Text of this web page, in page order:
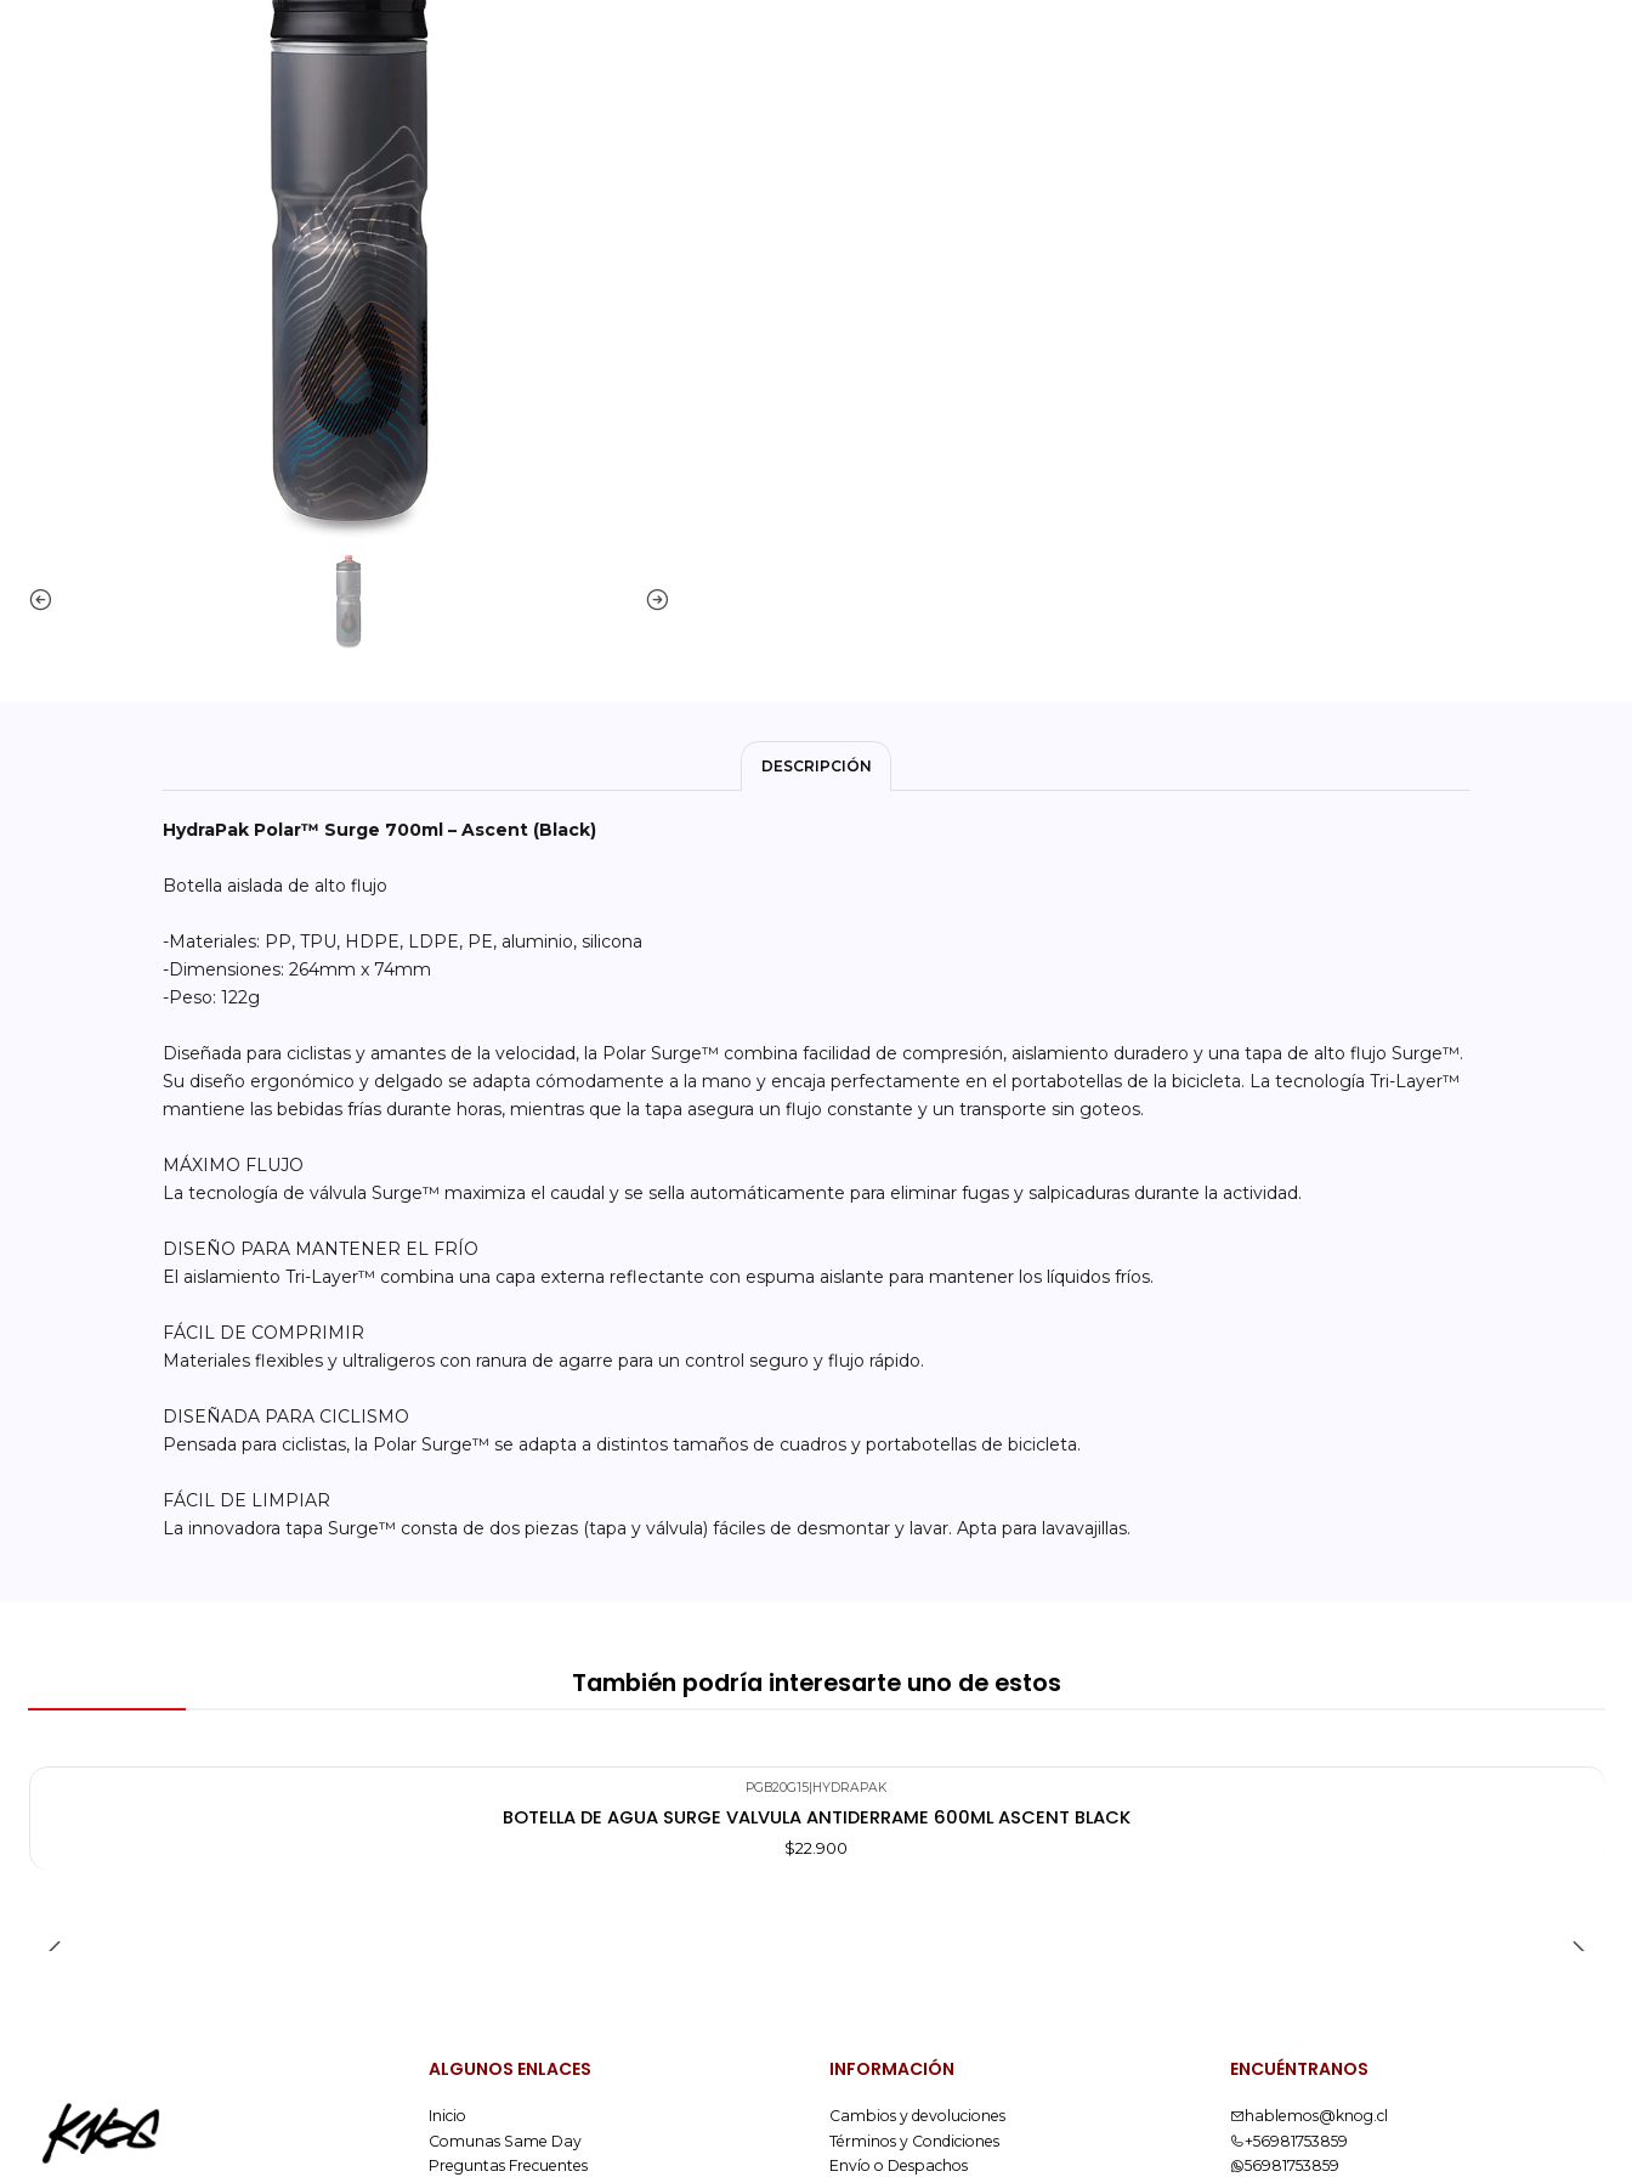
DESCRIPCIÓN
HydraPak Polar™ Surge 700ml – Ascent (Black)
Botella aislada de alto flujo
-Materiales: PP, TPU, HDPE, LDPE, PE, aluminio, silicona
-Dimensiones: 264mm x 74mm
-Peso: 122g
Diseñada para ciclistas y amantes de la velocidad, la Polar Surge™ combina facilidad de compresión, aislamiento duradero y una tapa de alto flujo Surge™.
Su diseño ergonómico y delgado se adapta cómodamente a la mano y encaja perfectamente en el portabotellas de la bicicleta. La tecnología Tri-Layer™
mantiene las bebidas frías durante horas, mientras que la tapa asegura un flujo constante y un transporte sin goteos.
MÁXIMO FLUJO
La tecnología de válvula Surge™ maximiza el caudal y se sella automáticamente para eliminar fugas y salpicaduras durante la actividad.
DISEÑO PARA MANTENER EL FRÍO
El aislamiento Tri-Layer™ combina una capa externa reflectante con espuma aislante para mantener los líquidos fríos.
FÁCIL DE COMPRIMIR
Materiales flexibles y ultraligeros con ranura de agarre para un control seguro y flujo rápido.
DISEÑADA PARA CICLISMO
Pensada para ciclistas, la Polar Surge™ se adapta a distintos tamaños de cuadros y portabotellas de bicicleta.
FÁCIL DE LIMPIAR
La innovadora tapa Surge™ consta de dos piezas (tapa y válvula) fáciles de desmontar y lavar. Apta para lavavajillas.
También podría interesarte uno de estos
PGB20G15 HYDRAPAK
BOTELLA DE AGUA SURGE VALVULA ANTIDERRAME 600ML ASCENT BLACK
$22.900
ALGUNOS ENLACES
Inicio
Comunas Same Day
Preguntas Frecuentes
INFORMACIÓN
Cambios y devoluciones
Términos y Condiciones
Envío o Despachos
ENCUÉNTRANOS
hablemos@knog.cl
+56981753859
56981753859